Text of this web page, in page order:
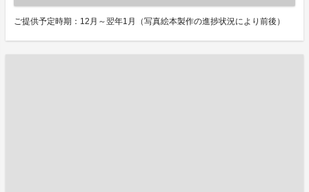
ご提供予定時期：12月～翌年1月（写真絵本製作の進捗状況により前後）